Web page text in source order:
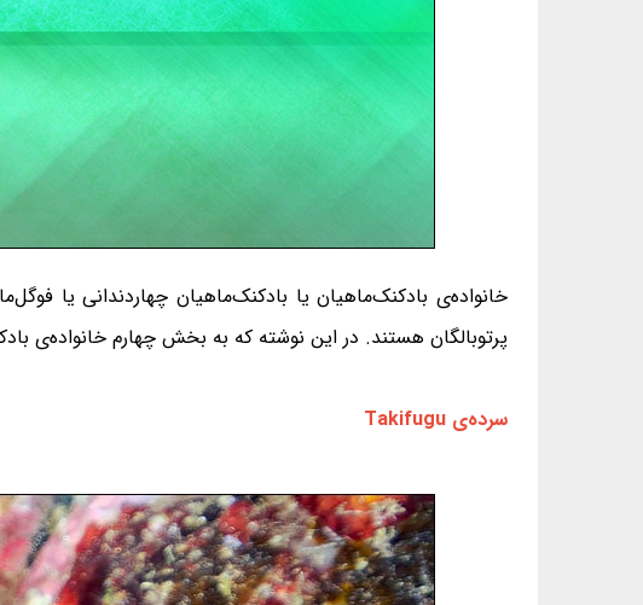
پرتوبالگان هستند. در این نوشته که به بخش چهارم خانواده‌ی بادکنک‌ماهیان می‌پردازد با
سرده‌ی Takifugu